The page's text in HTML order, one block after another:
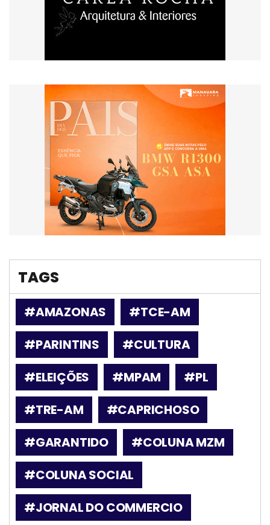
TAGS
#AMAZONAS
#TCE-AM
#PARINTINS
#CULTURA
#ELEIÇÕES
#MPAM
#PL
#TRE-AM
#CAPRICHOSO
#GARANTIDO
#COLUNA MZM
#COLUNA SOCIAL
#JORNAL DO COMMERCIO